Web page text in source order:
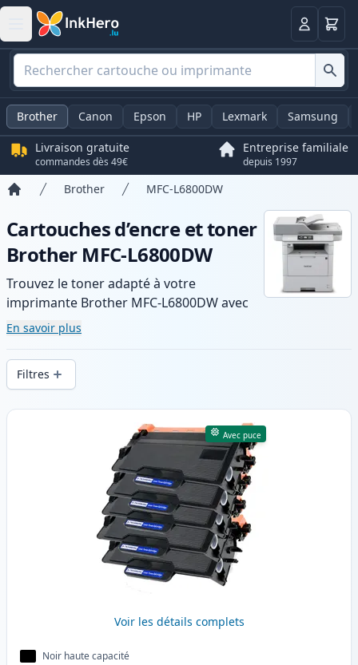
Panier
Brother Canon Epson HP Lexmark Samsung
Livraison gratuite
commandes dès 49€
Entreprise familiale
depuis 1997
Brother MFC-L6800DW
Cartouches d’encre et toner
Brother MFC-L6800DW
Trouvez le toner adapté à votre
imprimante Brother MFC-L6800DW avec
notre gamme de cartouches compatibles
et haute capacité. Profitez d’une qualité
d’impression constante et d’une livraison
rapide depuis un stock local en .
En savoir plus
Filtres
Produits
Avec puce
Voir les détails complets
Noir haute capacité